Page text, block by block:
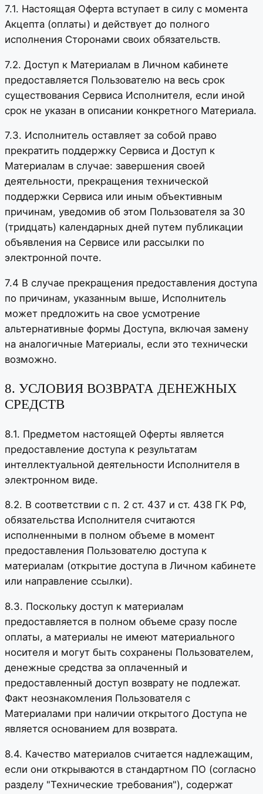
7.1. Настоящая Оферта вступает в силу с момента
Акцепта (оплаты) и действует до полного
исполнения Сторонами своих обязательств.
7.2. Доступ к Материалам в Личном кабинете
предоставляется Пользователю на весь срок
существования Сервиса Исполнителя, если иной
срок не указан в описании конкретного Материала.
7.3. Исполнитель оставляет за собой право
прекратить поддержку Сервиса и Доступ к
Материалам в случае: завершения своей
деятельности, прекращения технической
поддержки Сервиса или иным объективным
причинам, уведомив об этом Пользователя за 30
(тридцать) календарных дней путем публикации
объявления на Сервисе или рассылки по
электронной почте.
7.4 В случае прекращения предоставления доступа
по причинам, указанным выше, Исполнитель
может предложить на свое усмотрение
альтернативные формы Доступа, включая замену
на аналогичные Материалы, если это технически
возможно.
8. УСЛОВИЯ ВОЗВРАТА ДЕНЕЖНЫХ
СРЕДСТВ
8.1. Предметом настоящей Оферты является
предоставление доступа к результатам
интеллектуальной деятельности Исполнителя в
электронном виде.
8.2. В соответствии с п. 2 ст. 437 и ст. 438 ГК РФ,
обязательства Исполнителя считаются
исполненными в полном объеме в момент
предоставления Пользователю доступа к
материалам (открытие доступа в Личном кабинете
или направление ссылки).
8.3. Поскольку доступ к материалам
предоставляется в полном объеме сразу после
оплаты, а материалы не имеют материального
носителя и могут быть сохранены Пользователем,
денежные средства за оплаченный и
предоставленный доступ возврату не подлежат.
Факт неознакомления Пользователя с
Материалами при наличии открытого Доступа не
является основанием для возврата.
8.4. Качество материалов считается надлежащим,
если они открываются в стандартном ПО (согласно
разделу "Технические требования"), содержат